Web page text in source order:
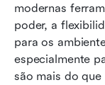
modernas
poder, a
para os
especialmente
são mais do